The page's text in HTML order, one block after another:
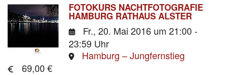
FOTOKURS NACHTFOTOGRAFIE
HAMBURG RATHAUS ALSTER
Fr., 20. Mai 2016 um 21:00 -
23:59 Uhr
Hamburg – Jungfernstieg
69,00 €